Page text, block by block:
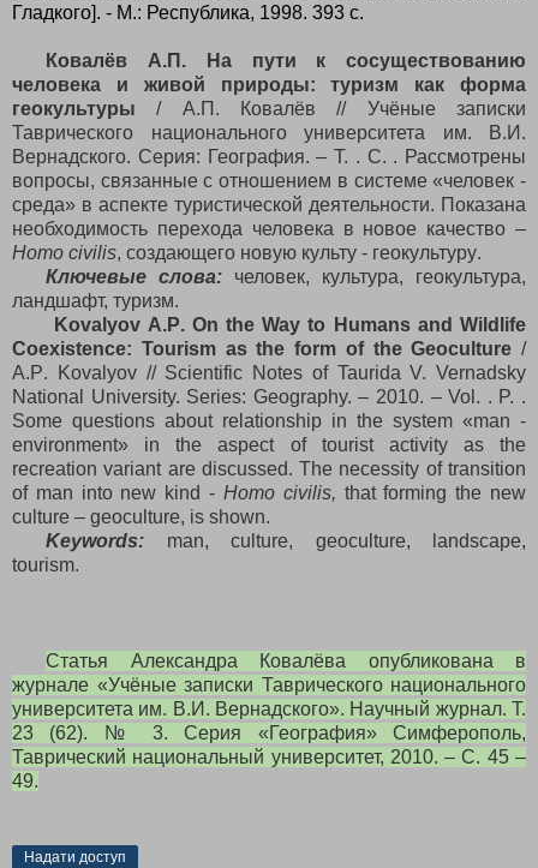
Гладкого]. - М.: Республика, 1998. 393 с.
Ковалёв А.П. На пути к сосуществованию
человека и живой природы: туризм как форма
геокультуры/ А.П. Ковалёв // Учёные записки
Таврического национального университета им. В.И.
Вернадского. Серия: География. – Т. . С. . Рассмотрены
вопросы, связанные с отношением в системе «человек -
среда» в аспекте туристической деятельности. Показана
необходимость перехода человека в новое качество –
Homo civilis, создающего новую культу - геокультуру.
Ключевые слова:
человек, культура, геокультура,
ландшафт, туризм.
KovalyovА.P. On the Way to Humans and Wildlife
Coexistence: Tourism as the form of the Geoculture /
A. P. Kovalyov// Scientific Notes of Taurida V. Vernadsky
National University. Series: Geography. – 2010. – Vol. . P. .
Some questions about relationship in the system «man -
environment» in the aspect of tourist activity as the
recreation variant are discussed. The necessity of transition
of man into new kind - Homo civilis, that forming the new
culture – geoculture, is shown.
Keywords: man, culture, geoculture, landscape,
tourism.
Статья Александра Ковалёва опубликована в
журнале «Учёные записки Таврического национального
университета им. В.И. Вернадского». Научный журнал. Т.
23 (62). № 3. Серия «География» Симферополь,
Таврический национальный университет, 2010. – С. 45 –
49.
Надати доступ